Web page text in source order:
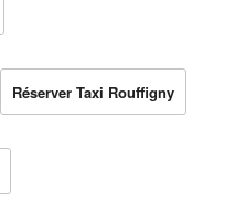
Réserver Taxi Rouffigny